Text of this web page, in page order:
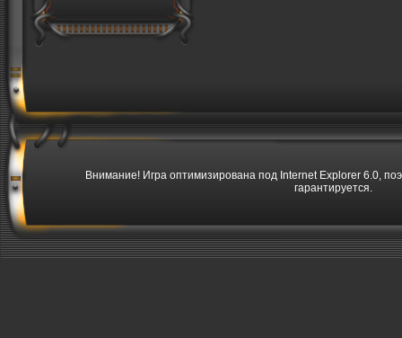
Внимание! Игра оптимизирована под Internet Explorer 6.0,
гарантируется.